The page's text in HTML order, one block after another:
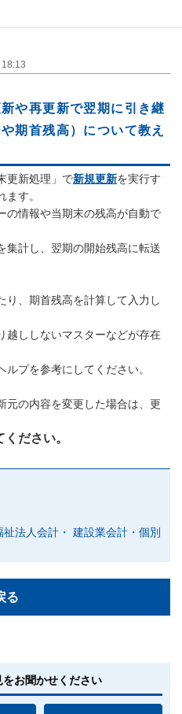
や再更新で翌期に引き継
期首残高）について教え
更新処理」で新規更新を実行す
す。
の情報や当期末の残高が自動で
集計し、翌期の開始残高に転送
り、期首残高を計算して入力し
越ししないマスターなどが存在
プを参考にしてください。
元の内容を変更した場合は、更
ださい。
法人会計・ 建設業会計・個別
る
お聞かせください